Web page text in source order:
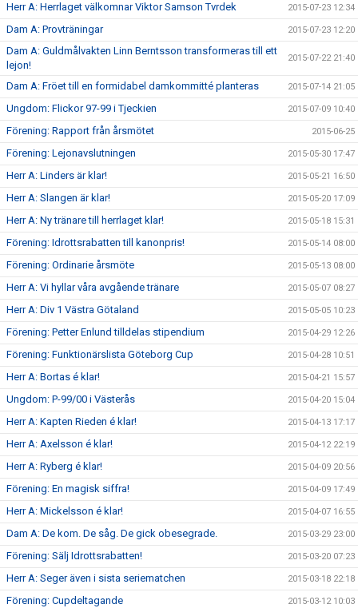
Herr A: Herrlaget välkomnar Viktor Samson Tvrdek 2015-07-23 12:34
Dam A: Provträningar 2015-07-23 12:20
Dam A: Guldmålvakten Linn Berntsson transformeras till ett
lejon!
2015-07-22 21:40
Dam A: Fröet till en formidabel damkommitté planteras 2015-07-14 21:05
Ungdom: Flickor 97-99 i Tjeckien 2015-07-09 10:40
Förening: Rapport från årsmötet 2015-06-25
Förening: Lejonavslutningen 2015-05-30 17:47
Herr A: Linders är klar! 2015-05-21 16:50
Herr A: Slangen är klar! 2015-05-20 17:09
Herr A: Ny tränare till herrlaget klar! 2015-05-18 15:31
Förening: Idrottsrabatten till kanonpris! 2015-05-14 08:00
Förening: Ordinarie årsmöte 2015-05-13 08:00
Herr A: Vi hyllar våra avgående tränare 2015-05-07 08:27
Herr A: Div 1 Västra Götaland 2015-05-05 10:23
Förening: Petter Enlund tilldelas stipendium 2015-04-29 12:26
Förening: Funktionärslista Göteborg Cup 2015-04-28 10:51
Herr A: Bortas é klar! 2015-04-21 15:57
Ungdom: P-99/00 i Västerås 2015-04-20 15:04
Herr A: Kapten Rieden é klar! 2015-04-13 17:17
Herr A: Axelsson é klar! 2015-04-12 22:19
Herr A: Ryberg é klar! 2015-04-09 20:56
Förening: En magisk siffra! 2015-04-09 17:49
Herr A: Mickelsson é klar! 2015-04-07 16:55
Dam A: De kom. De såg. De gick obesegrade. 2015-03-29 23:00
Förening: Sälj Idrottsrabatten! 2015-03-20 07:23
Herr A: Seger även i sista seriematchen 2015-03-18 22:18
Förening: Cupdeltagande 2015-03-12 10:03